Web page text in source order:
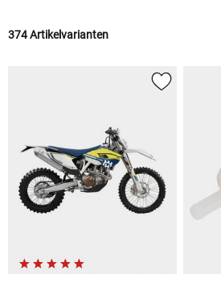
374 Artikelvarianten